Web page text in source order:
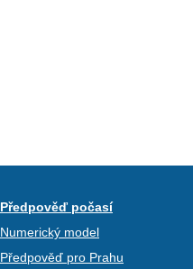
Předpověď počasí
Numerický model
Předpověď pro Prahu